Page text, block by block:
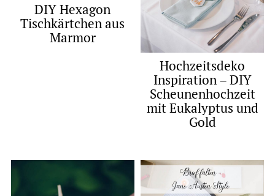
DIY Hexagon
Tischkärtchen aus
Marmor
Hochzeitsdeko
Inspiration – DIY
Scheunenhochzeit
mit Eukalyptus und
Gold